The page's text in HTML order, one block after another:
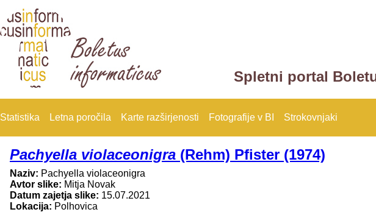
Spletni portal
Statistika Letna poročila Karte razširjenosti Fotografije v BI Strokovnjaki
Pachyella violaceonigra (Rehm) Pfister (1974)
Naziv: Pachyella violaceonigra
Avtor slike: Mitja Novak
Datum zajetja slike: 15.07.2021
Lokacija: Polhovica